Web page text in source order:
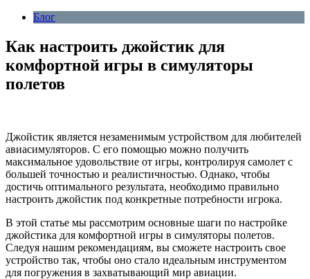
Блог
Как настроить джойстик для
комфортной игры в симуляторы
полетов
Джойстик является незаменимым устройством для любителей
авиасимуляторов. С его помощью можно получить
максимальное удовольствие от игры, контролируя самолет с
большей точностью и реалистичностью. Однако, чтобы
достичь оптимального результата, необходимо правильно
настроить джойстик под конкретные потребности игрока.
В этой статье мы рассмотрим основные шаги по настройке
джойстика для комфортной игры в симуляторы полетов.
Следуя нашим рекомендациям, вы сможете настроить свое
устройство так, чтобы оно стало идеальным инструментом
для погружения в захватывающий мир авиации.